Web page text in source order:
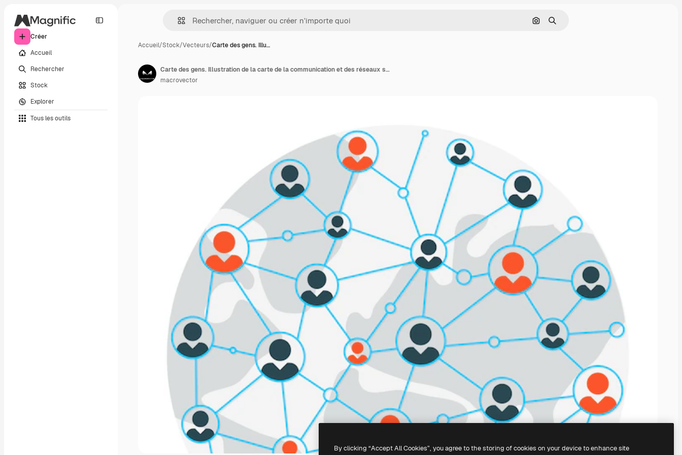
Créer
Accueil
Rechercher
Stock
Explorer
Tous les outils
Rechercher par image
Rechercher
Accueil/Stock/Vecteurs/Carte des gens. Illu…
Carte des gens. Illustration de la carte de la communication et des réseaux sociaux
macrovector
By clicking “Accept All Cookies”, you agree to the storing of cookies on your device to enhance site